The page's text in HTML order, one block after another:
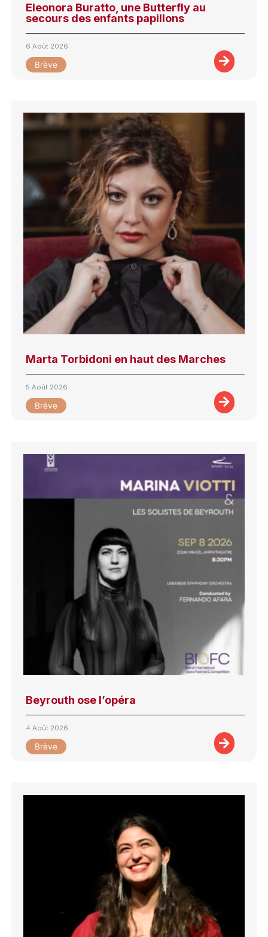
Eleonora Buratto, une Butterfly au
secours des enfants papillons
6 Août 2026
Brève
Marta Torbidoni en haut des Marches
5 Août 2026
Brève
Beyrouth ose l’opéra
4 Août 2026
Brève